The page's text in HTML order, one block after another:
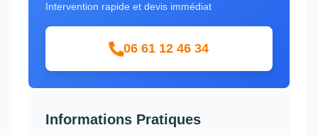
Intervention rapide et devis immédiat
06 61 12 46 34
Informations Pratiques